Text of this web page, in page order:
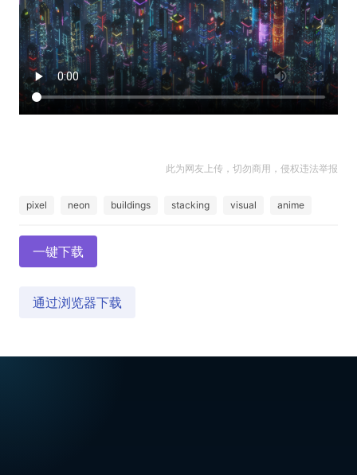
此为网友上传，切勿商用，侵权违法举报
pixel neon buildings stacking visual anime
一键下载
通过浏览器下载